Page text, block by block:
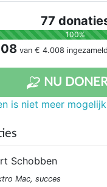
77
100%
van € 4.008 ingezameld
NU
is niet meer mogelijk
Schobben
Mac, succes